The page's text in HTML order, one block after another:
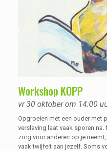
Workshop KOPP
vr 30 oktober om 14:00
Opgroeien met een ouder met
verslaving laat vaak sporen
zorg voor anderen op je
vaak twijfelt aan jezelf. Soms